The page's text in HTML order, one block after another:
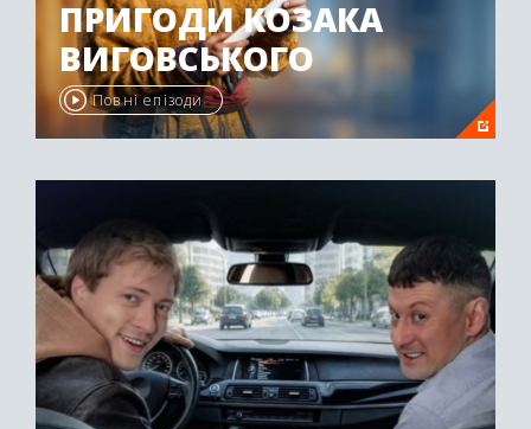
ПРИГОДИ КОЗАКА
ВИГОВСЬКОГО
Повні епізоди